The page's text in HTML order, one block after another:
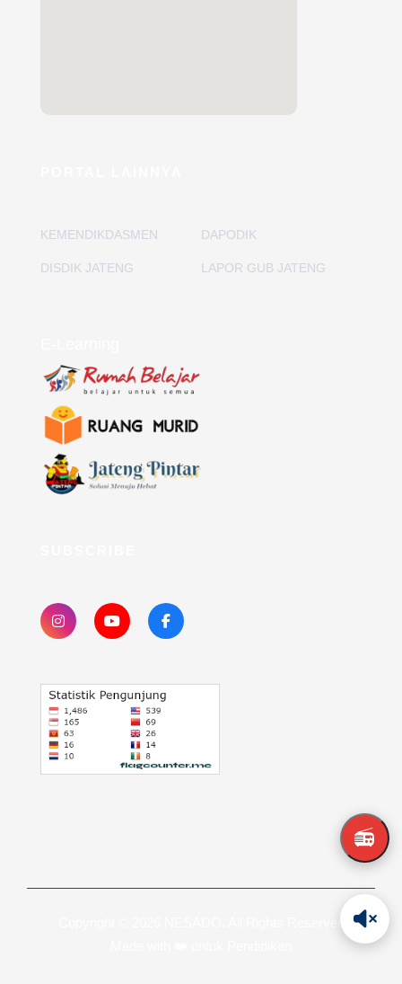
📻
KEMENDIKDASMEN DAPODIK
DISDIK JATENG LAPOR GUB JATENG
Copyright © 2026 NESADO. All Rights Reserved